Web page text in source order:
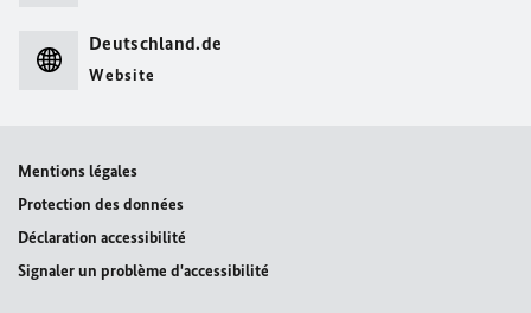
Deutschland.de
Website
Mentions légales
Protection des données
Déclaration accessibilité
Signaler un problème d'accessibilité